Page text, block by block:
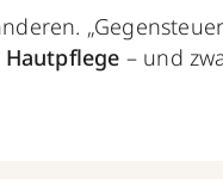
– und